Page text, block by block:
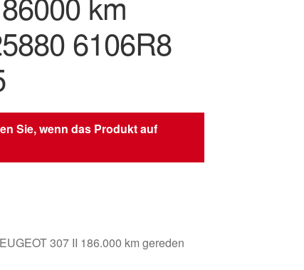
6106R8
Sie, wenn das Produkt auf
307 II 186.000 km gereden